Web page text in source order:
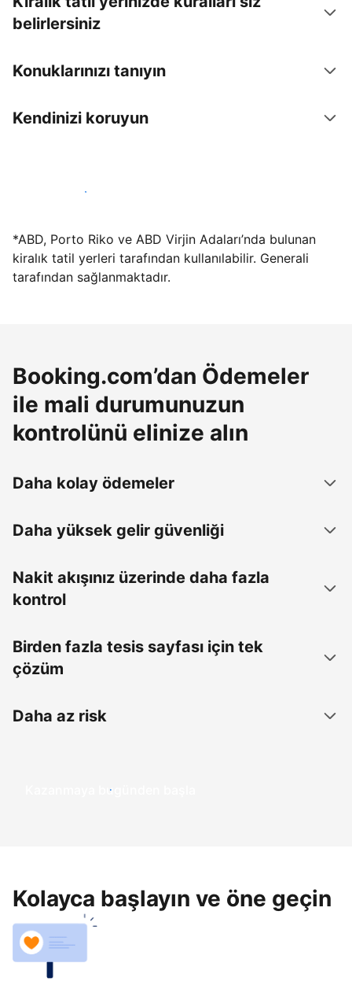
belirlersiniz
Konuklarınızı tanıyın
Kendinizi koruyun
Hemen tesis yayınla
*ABD, Porto Riko ve ABD Virjin Adaları’nda bulunan
kiralık tatil yerleri tarafından kullanılabilir. Generali
tarafından sağlanmaktadır.
Booking.com’dan Ödemeler
ile mali durumunuzun
kontrolünü elinize alın
Daha kolay ödemeler
Daha yüksek gelir güvenliği
Nakit akışınız üzerinde daha fazla
kontrol
Birden fazla tesis sayfası için tek
çözüm
Daha az risk
Kazanmaya bugünden başla
Kolayca başlayın ve öne geçin